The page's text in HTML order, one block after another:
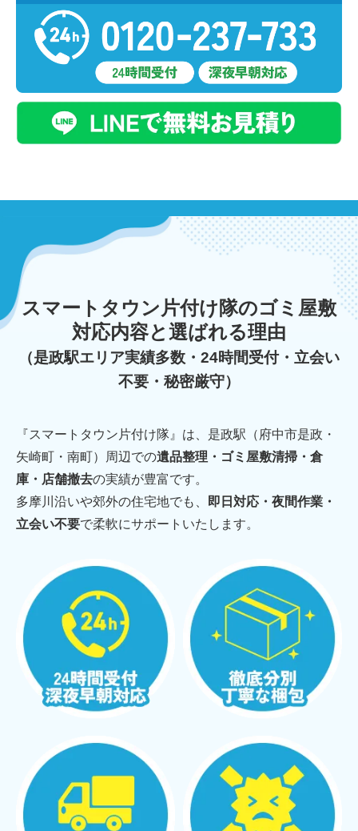
スマートタウン片付け隊のゴミ屋敷
対応内容と選ばれる理由
（是政駅エリア実績多数・24時間受付・立会い
不要・秘密厳守）
『スマートタウン片付け隊』は、是政駅（府中市是政・
矢崎町・南町）周辺での遺品整理・ゴミ屋敷清掃・倉
庫・店舗撤去の実績が豊富です。
多摩川沿いや郊外の住宅地でも、
即日対応・夜間作業・
立会い不要で柔軟にサポートいたします。